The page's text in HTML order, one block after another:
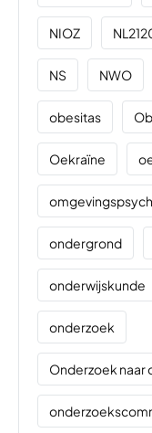
NIOZ
NS NWO
obesitas
Oekraïne
ondergrond
onderwijskunde
onderzoek
Onderzoek naar